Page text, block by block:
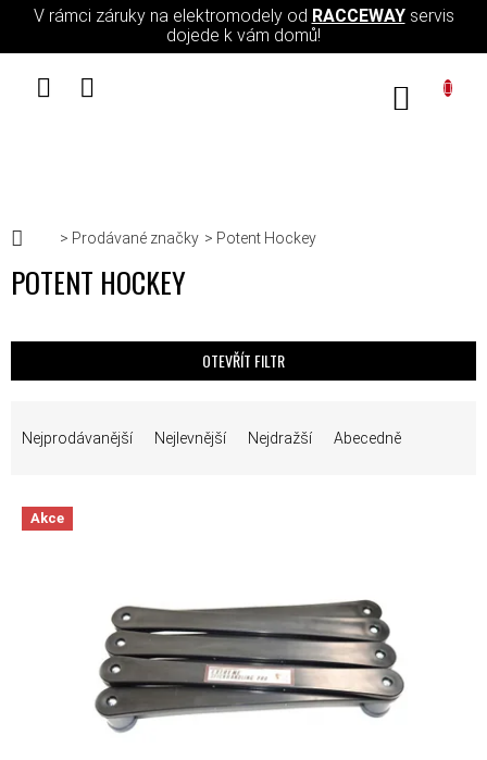
Přejít na obsah
V rámci záruky na elektromodely od RACCEWAYservis
dojede k vám domů!
Domů
Prodávané značky Potent Hockey
POTENT HOCKEY
OTEVŘÍT FILTR
Nejprodávanější Nejlevnější Nejdražší Abecedně
VÝPIS PRODUKTŮ
Akce